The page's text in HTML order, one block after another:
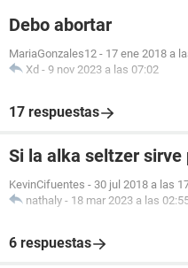
Debo abortar
MariaGonzales12 - 17 ene 2018 a
Xd - 9 nov 2023 a las 07:02
17 respuestas
Si la alka seltzer sirve
KevinCifuentes - 30 jul 2018 a las
nathaly - 18 mar 2023 a las
6 respuestas